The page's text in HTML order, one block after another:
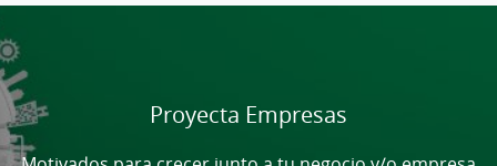
contenido,
por
favor
espere...
Proyecta Empresas